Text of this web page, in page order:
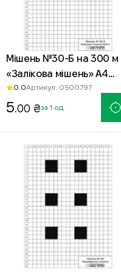
Мішень №30-Б на 300 м
«Залікова мішень» А4
чорна — офсетний папір
0.0Артикул: 0500797
5.00 ₴за 1 од.